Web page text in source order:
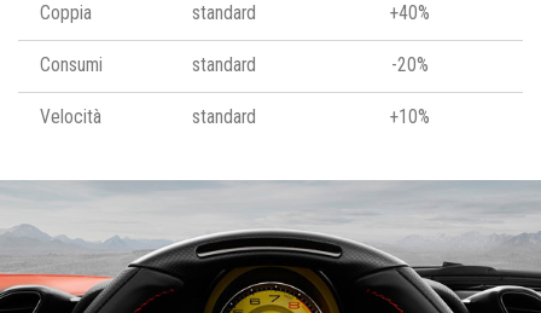
Coppia standard +40%
Consumi standard -20%
Velocità standard +10%